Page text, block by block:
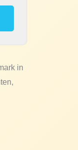
in